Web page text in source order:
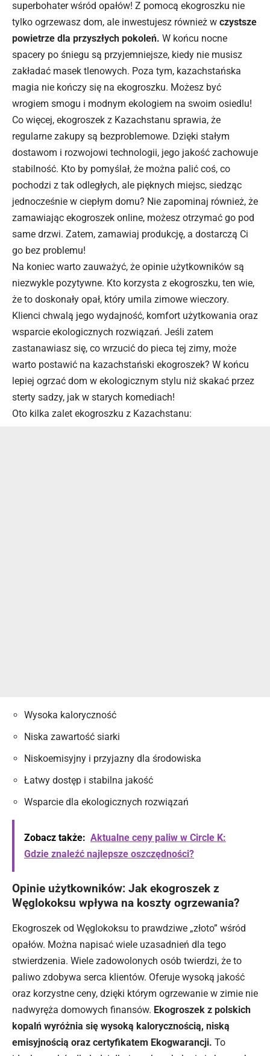
superbohater wśród opałów! Z pomocą ekogroszku nie
tylko ogrzewasz dom, ale inwestujesz również w czystsze
powietrze dla przyszłych pokoleń. W końcu nocne
spacery po śniegu są przyjemniejsze, kiedy nie musisz
zakładać masek tlenowych. Poza tym, kazachstańska
magia nie kończy się na ekogroszku. Możesz być
wrogiem smogu i modnym ekologiem na swoim osiedlu!
Co więcej, ekogroszek z Kazachstanu sprawia, że
regularne zakupy są bezproblemowe. Dzięki stałym
dostawom i rozwojowi technologii, jego jakość zachowuje
stabilność. Kto by pomyślał, że można palić coś, co
pochodzi z tak odległych, ale pięknych miejsc, siedząc
jednocześnie w ciepłym domu? Nie zapominaj również, że
zamawiając ekogroszek online, możesz otrzymać go pod
same drzwi. Zatem, zamawiaj produkcję, a dostarczą Ci
go bez problemu!
Na koniec warto zauważyć, że opinie użytkowników są
niezwykle pozytywne. Kto korzysta z ekogroszku, ten wie,
że to doskonały opał, który umila zimowe wieczory.
Klienci chwalą jego wydajność, komfort użytkowania oraz
wsparcie ekologicznych rozwiązań. Jeśli zatem
zastanawiasz się, co wrzucić do pieca tej zimy, może
warto postawić na kazachstański ekogroszek? W końcu
lepiej ogrzać dom w ekologicznym stylu niż skakać przez
sterty sadzy, jak w starych komediach!
Oto kilka zalet ekogroszku z Kazachstanu:
Wysoka kaloryczność
Niska zawartość siarki
Niskoemisyjny i przyjazny dla środowiska
Łatwy dostęp i stabilna jakość
Wsparcie dla ekologicznych rozwiązań
Zobacz także: Aktualne ceny paliw w Circle K:
Gdzie znaleźć najlepsze oszczędności?
Opinie użytkowników: Jak ekogroszek z
Węglokoksu wpływa na koszty ogrzewania?
Ekogroszek od Węglokoksu to prawdziwe „złoto” wśród
opałów. Można napisać wiele uzasadnień dla tego
stwierdzenia. Wiele zadowolonych osób twierdzi, że to
paliwo zdobywa serca klientów. Oferuje wysoką jakość
oraz korzystne ceny, dzięki którym ogrzewanie w zimie nie
nadwyręża domowych finansów. Ekogroszek z polskich
kopalń wyróżnia się wysoką kalorycznością, niską
emisyjnością oraz certyfikatem Ekogwarancji. To